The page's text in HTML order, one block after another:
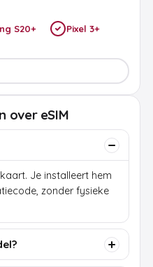
S20+ Pixel 3+
over eSIM
Je installeert hem
zonder fysieke